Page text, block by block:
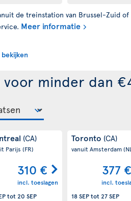
de treinstation van Brussel-Zuid
Meer informatie
minder dan
(CA)
Parijs (FR)
310 €
incl. toeslagen
tot 20 SEP
Toronto (CA)
vanuit Amsterdam
377 €
incl.
18 SEPtot 27 SEP